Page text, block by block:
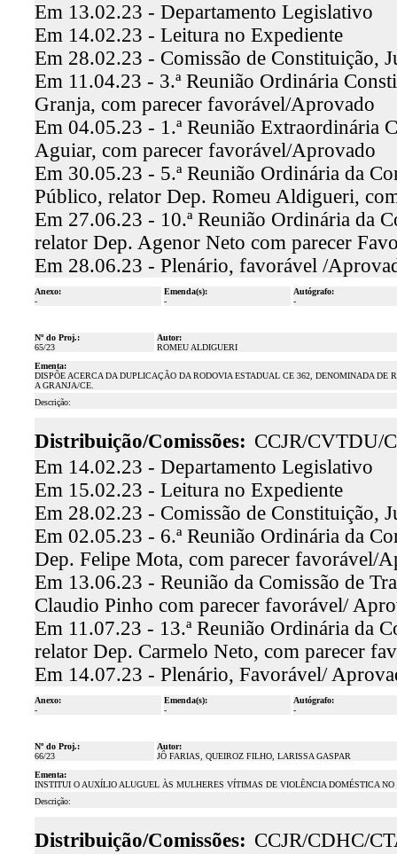
Em 13.02.23 - Departamento Legislativo
Em 14.02.23 - Leitura no Expediente
Em 28.02.23 - Comissão de Constituição,
Em 11.04.23 - 3.ª Reunião Ordinária
Granja, com parecer favorável/Aprovado
Em 04.05.23 - 1.ª Reunião Extraordinária
Aguiar, com parecer favorável/Aprovado
Em 30.05.23 - 5.ª Reunião Ordinária da
Público, relator Dep. Romeu Aldigueri,
Em 27.06.23 - 10.ª Reunião Ordinária da
relator Dep. Agenor Neto com parecer
Em 28.06.23 - Plenário, favorável /
Anexo:
-
Emenda(s):
-
Autógrafo:
-
Nº do Proj.:
65/23
Autor:
ROMEU ALDIGUERI
Ementa:
DISPÕE ACERCA DA DUPLICAÇÃO DA RODOVIA ESTADUAL CE 362, DENOMINADA
A GRANJA/CE.
Descrição:
Distribuição/Comissões: CCJR/CVTDU/
Em 14.02.23 - Departamento Legislativo
Em 15.02.23 - Leitura no Expediente
Em 28.02.23 - Comissão de Constituição,
Em 02.05.23 - 6.ª Reunião Ordinária da
Dep. Felipe Mota, com parecer favorável/
Em 13.06.23 - Reunião da Comissão de
Claudio Pinho com parecer favorável/
Em 11.07.23 - 13.ª Reunião Ordinária da
relator Dep. Carmelo Neto, com parecer
Em 14.07.23 - Plenário, Favorável/
Anexo:
-
Emenda(s):
-
Autógrafo:
-
Nº do Proj.:
66/23
Autor:
JÔ FARIAS, QUEIROZ FILHO, LARISSA GASPAR
Ementa:
INSTITUI O AUXÍLIO ALUGUEL ÀS MULHERES VÍTIMAS DE VIOLÊNCIA DOMÉSTICA
Descrição:
Distribuição/Comissões: CCJR/CDHC/